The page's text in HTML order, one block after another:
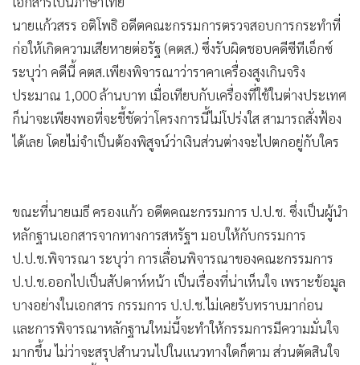
• Green Innovation & SD
• Management & HR
• MGR Live
• Infographic
• การเมือง
• ท่องเที่ยว
• Special Scoop
• เศรษฐกิจ-ธุรกิจ
• จีน
• ชุมชน-คุณภาพชีวิต
• อาชญากรรม
• Motoring
• เกม
นายแก้วสรร อติโพธิ อดีตคณะกรรมการตรวจสอบการกระทำที่
ก่อให้เกิดความเสียหายต่อรัฐ (คตส.) ซึ่งรับผิดชอบคดีซีทีเอ็กซ์
ระบุว่า คดีนี้ คตส.เพียงพิจารณาว่าราคาเครื่องสูงเกินจริง
ประมาณ 1,000 ล้านบาท เมื่อเทียบกับเครื่องที่ใช้ในต่างประเทศ
ก็น่าจะเพียงพอที่จะชี้ชัดว่าโครงการนี้ไม่โปร่งใส สามารถสั่งฟ้อง
ได้เลย โดยไม่จำเป็นต้องพิสูจน์ว่าเงินส่วนต่างจะไปตกอยู่กับใคร
ขณะที่นายเมธี ครองแก้ว อดีตคณะกรรมการ ป.ป.ช. ซึ่งเป็นผู้นำ
หลักฐานเอกสารจากทางการสหรัฐฯ มอบให้กับกรรมการ
ป.ป.ช.พิจารณา ระบุว่า การเลื่อนพิจารณาของคณะกรรมการ
ป.ป.ช.ออกไปเป็นสัปดาห์หน้า เป็นเรื่องที่น่าเห็นใจ เพราะข้อมูล
บางอย่างในเอกสาร กรรมการ ป.ป.ช.ไม่เคยรับทราบมาก่อน
และการพิจารณาหลักฐานใหม่นี้จะทำให้กรรมการมีความมั่นใจ
มากขึ้น ไม่ว่าจะสรุปสำนวนไปในแนวทางใดก็ตาม ส่วนตัดสินใจ